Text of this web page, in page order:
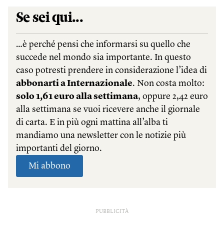
PUBBLICITÀ